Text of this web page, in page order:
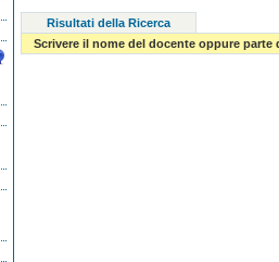
Risultati della Ricerca
Scrivere il nome del docente oppure